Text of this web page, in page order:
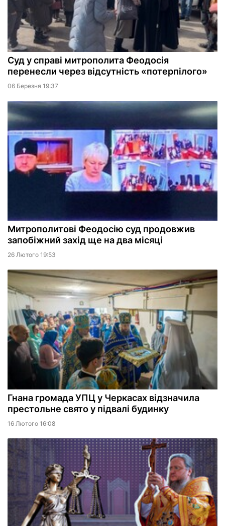
Суд у справі митрополита Феодосія
перенесли через відсутність «потерпілого»
06 Березня 19:37
Митрополитові Феодосію суд продовжив
запобіжний захід ще на два місяці
26 Лютого 19:53
Гнана громада УПЦ у Черкасах відзначила
престольне свято у підвалі будинку
16 Лютого 16:08